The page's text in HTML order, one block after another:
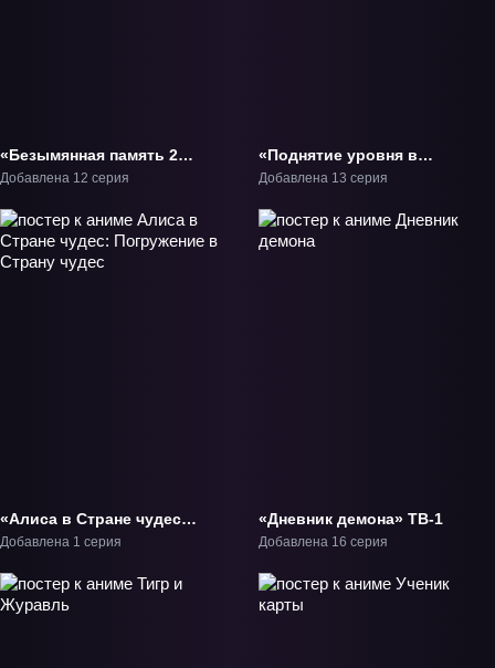
«Безымянная память 2»
ТВ-2
Добавлена 12 серия
«Поднятие уровня в
одиночку 2: Восстаньте
Добавлена 13 серия
«Алиса в Стране чудес:
Погружение в Страну
Добавлена 1 серия
«Дневник демона» ТВ-1
Добавлена 16 серия